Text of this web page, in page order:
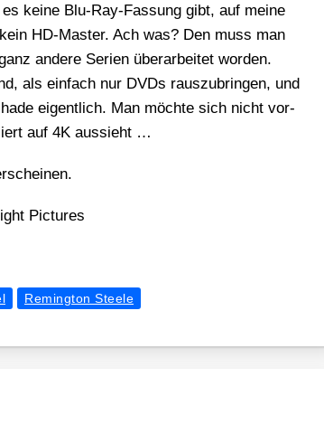
kei­ne Blu-Ray-Fas­sung gibt, auf mei­ne
HD-Mas­ter. Ach was? Den muss man
ande­re Seri­en über­ar­bei­tet wor­den.
als ein­fach nur DVDs raus­zu­brin­gen, und
eigent­lich. Man möch­te sich nicht vor­
auf 4K aus­sieht …
Pic­tures
Remington Steele